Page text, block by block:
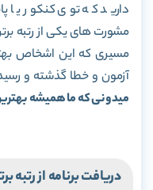
دارید که توی کنکور یا
مشورت های یکی از رتبه
مسیری که این اشخاص
آزمون و خطا گذشته و
میدونی که ما همیشه
دریافت برنامه از رتبه